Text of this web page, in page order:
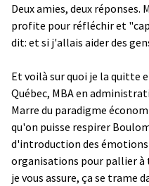
Deux amies, deux
profite pour réfléchir et
dit: et si j'allais aider des
Et voilà sur quoi je la quitte
Québec, MBA en
Marre du paradigme
qu'on puisse respirer
d'introduction des
organisations pour pallier à
je vous assure, ça se trame